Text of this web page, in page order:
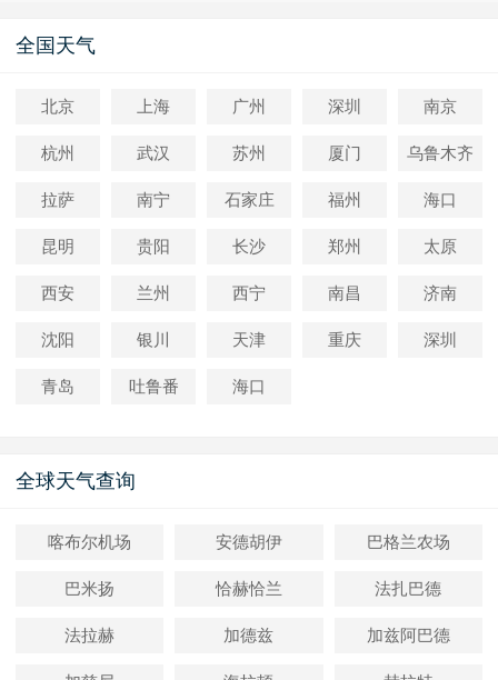
全国天气
北京 上海 广州 深圳 南京
杭州 武汉 苏州 厦门 乌鲁木齐
拉萨 南宁 石家庄 福州 海口
昆明 贵阳 长沙 郑州 太原
西安 兰州 西宁 南昌 济南
沈阳 银川 天津 重庆 深圳
青岛 吐鲁番 海口
全球天气查询
喀布尔机场 安德胡伊 巴格兰农场
巴米扬 恰赫恰兰 法扎巴德
法拉赫 加德兹 加兹阿巴德